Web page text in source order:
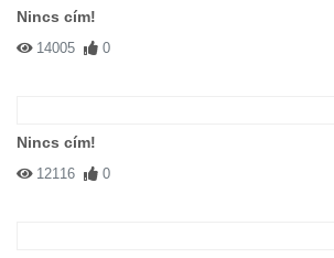
Nincs cím!
14005 0
Nincs cím!
12116 0